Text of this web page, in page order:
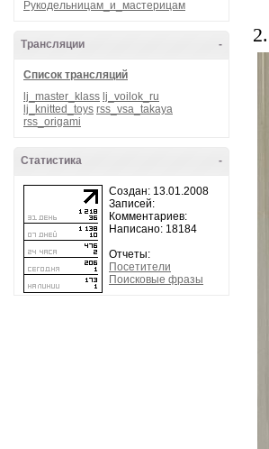
Рукодельницам_и_мастерицам
-
Трансляции
Список трансляций
lj_master_klass lj_voilok_ru
lj_knitted_toys rss_vsa_takaya
rss_origami
-
Статистика
Создан: 13.01.2008
Записей:
Комментариев:
Написано: 18184
Отчеты:
Посетители
Поисковые фразы
2.